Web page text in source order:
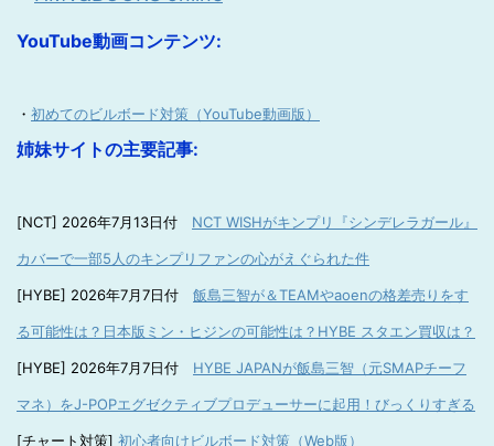
YouTube動画コンテンツ:
・ 初めてのビルボード対策（YouTube動画版）
姉妹サイトの主要記事:
[NCT] 2026年7月13日付 NCT WISHがキンプリ『シンデレラガール』
カバーで一部5人のキンプリファンの心がえぐられた件
[HYBE] 2026年7月7日付 飯島三智が＆TEAMやaoenの格差売りをす
る可能性は？日本版ミン・ヒジンの可能性は？HYBE スタエン買収は？
[HYBE] 2026年7月7日付 HYBE JAPANが飯島三智（元SMAPチーフ
マネ）をJ-POPエグゼクティブプロデューサーに起用！びっくりすぎる
[チャート対策] 初心者向けビルボード対策（Web版）